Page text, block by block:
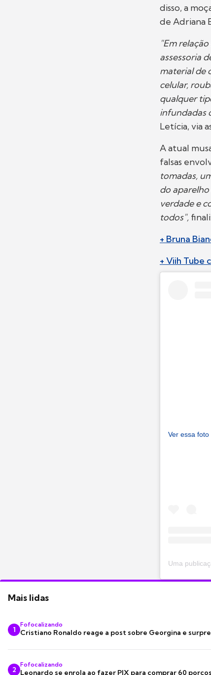
disso, a
de Adriana
"Em
assessoria
material de
celular,
qualquer
infundadas
Letícia, via
A atual
falsas
tomadas,
do
verdade e
todos",
+ Bruna
+ Viih Tube
Ver essa
Mais lidas
1
Fofocalizando
Cristiano Ronaldo reage a post sobre Georgina e
2
Fofocalizando
Leonardo se enrola ao fazer PIX para comprar 60 porcos